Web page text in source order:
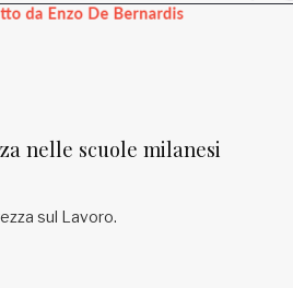
nelle scuole milanesi
sul Lavoro.